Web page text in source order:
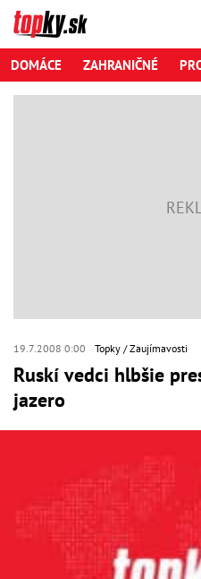
DOMÁCE ZAHRANIČNÉ
19.7.2008 0:00 Topky Zaujímavosti
Ruskí vedci hlbšie
jazero